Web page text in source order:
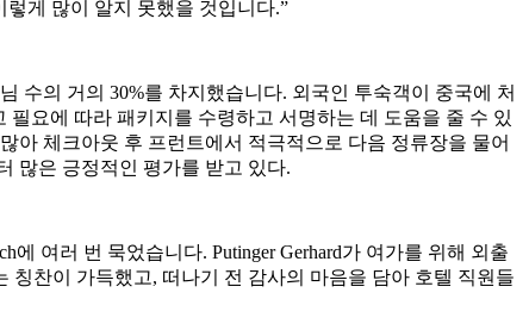
게 많이 알지 못했을 것입니다.”
수의 거의 30%를 차지했습니다. 외국인 투숙객이 중국에 처
요에 따라 패키지를 수령하고 서명하는 데 도움을 줄 수 있
아 체크아웃 후 프런트에서 적극적으로 다음 정류장을 물어
많은 긍정적인 평가를 받고 있다.
에 여러 번 묵었습니다. Putinger Gerhard가 여가를 위해 외출
찬이 가득했고, 떠나기 전 감사의 마음을 담아 호텔 직원들